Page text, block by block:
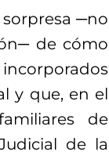
─no
de cómo
y que, en el
de
de la